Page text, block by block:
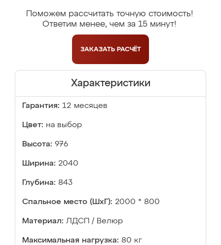
Поможем рассчитать точную стоимость!
Ответим менее, чем за 15 минут!
ЗАКАЗАТЬ РАСЧЁТ
Характеристики
Гарантия: 12 месяцев
Цвет: на выбор
Высота: 976
Ширина: 2040
Глубина: 843
Спальное место (ШхГ): 2000 * 800
Материал: ЛДСП / Велюр
Максимальная нагрузка: 80 кг